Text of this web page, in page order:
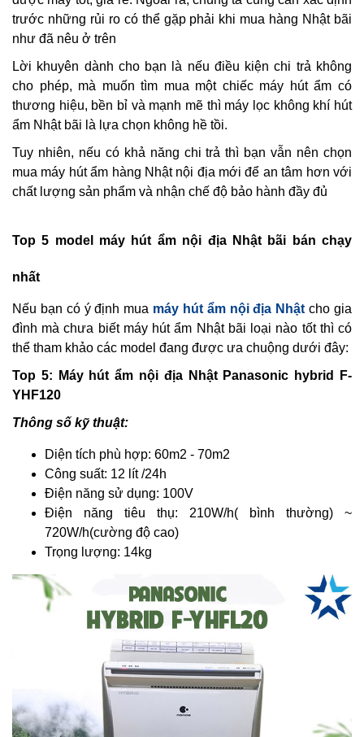
trước những rủi ro có thể gặp phải khi mua hàng Nhật bãi
như đã nêu ở trên
Lời khuyên dành cho bạn là nếu điều kiện chi trả không
cho phép, mà muốn tìm mua một chiếc máy hút ẩm có
thương hiệu, bền bỉ và mạnh mẽ thì máy lọc không khí hút
ẩm Nhật bãi là lựa chọn không hề tồi.
Tuy nhiên, nếu có khả năng chi trả thì bạn vẫn nên chọn
mua máy hút ẩm hàng Nhật nội địa mới để an tâm hơn với
chất lượng sản phẩm và nhận chế độ bảo hành đầy đủ
Top 5 model máy hút ẩm nội địa Nhật bãi bán chạy
nhất
Nếu bạn có ý định mua máy hút ẩm nội địa Nhật cho gia
đình mà chưa biết máy hút ẩm Nhật bãi loại nào tốt thì có
thể tham khảo các model đang được ưa chuộng dưới đây:
Top 5: Máy hút ẩm nội địa Nhật Panasonic hybrid F-
YHF120
Thông số kỹ thuật:
Diện tích phù hợp: 60m2 - 70m2
Công suất: 12 lít /24h
Điện năng sử dụng: 100V
Điện năng tiêu thụ: 210W/h( bình thường) ~
720W/h(cường độ cao)
Trọng lượng: 14kg